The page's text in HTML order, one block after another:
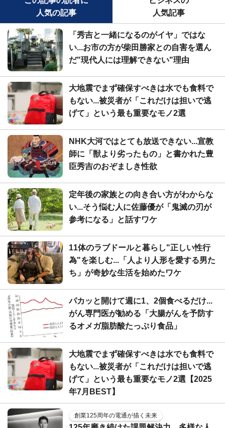
人気の記事
人気記事
「秀吉と一緒になるのがイヤ」ではな
い...お市の方が柴田勝家との自害を選ん
だ"現代人には理解できない"理由
大地震でまず確保すべきは水でも食料で
もない...被災者が「これだけは担いで逃
げて」という最も重要なモノ2選
NHK大河ではとても放送できない...宣教
師に「獣より劣ったもの」と書かれた豊
臣秀吉のおぞましき性欲
定年後の家族との向き合い方がわからな
い...そう悩む人に佐藤優が「鬼滅の刃が
参考になる」と話すワケ
11体のラブドールと暮らし"正しい性行
為"を楽しむ...「人より人形を愛する男た
ち」が奇妙な生活を始めたワケ
パカッと開けて週に1、2個食べるだけ...
がん専門医が勧める「大腸がんを予防す
るオメガ脂肪酸たっぷり食品」
大地震でまず確保すべきは水でも食料で
もない...被災者が「これだけは担いで逃
げて」という最も重要なモノ2選【2025
年7月BEST】
創業125周年の電通が描く未来